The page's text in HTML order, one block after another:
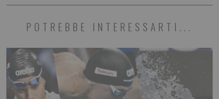
POTREBBE INTERESSARTI...